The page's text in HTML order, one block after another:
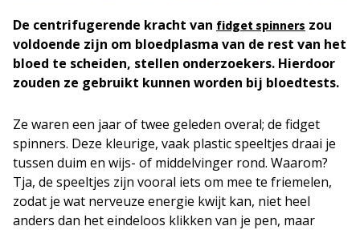
De centrifugerende kracht van fidget spinners zou
voldoende zijn om bloedplasma van de rest van het
bloed te scheiden, stellen onderzoekers. Hierdoor
zouden ze gebruikt kunnen worden bij bloedtests.
Ze waren een jaar of twee geleden overal; de fidget
spinners. Deze kleurige, vaak plastic speeltjes draai je
tussen duim en wijs- of middelvinger rond. Waarom?
Tja, de speeltjes zijn vooral iets om mee te friemelen,
zodat je wat nerveuze energie kwijt kan, niet heel
anders dan het eindeloos klikken van je pen, maar